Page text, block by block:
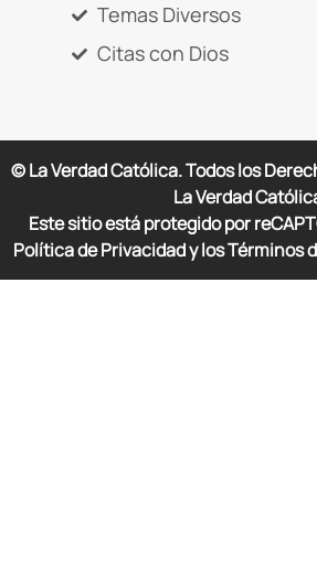
Temas Diversos
Citas con Dios
© La Verdad Católica. Todos los
La Verdad
Este sitio está protegido por
Política de Privacidad y los Términos